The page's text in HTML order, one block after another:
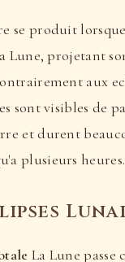
se produit
Lune, projetant
aux
sont visibles de
et durent
plusieurs heures.
La Lune